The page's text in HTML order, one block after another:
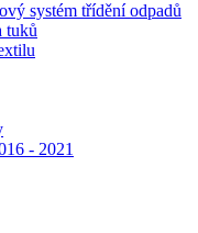
systém třídění odpadů
tuků
- 2021